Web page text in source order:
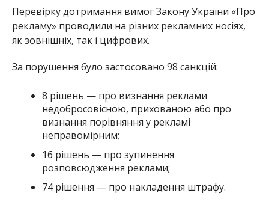
Перевірку дотримання вимог Закону України «Про
рекламу» проводили на різних рекламних носіях,
як зовнішніх, так і цифрових.
За порушення було застосовано 98 санкцій:
8 рішень — про визнання реклами
недобросовісною, прихованою або про
визнання порівняння у рекламі
неправомірним;
16 рішень — про зупинення
розповсюдження реклами;
74 рішення — про накладення штрафу.